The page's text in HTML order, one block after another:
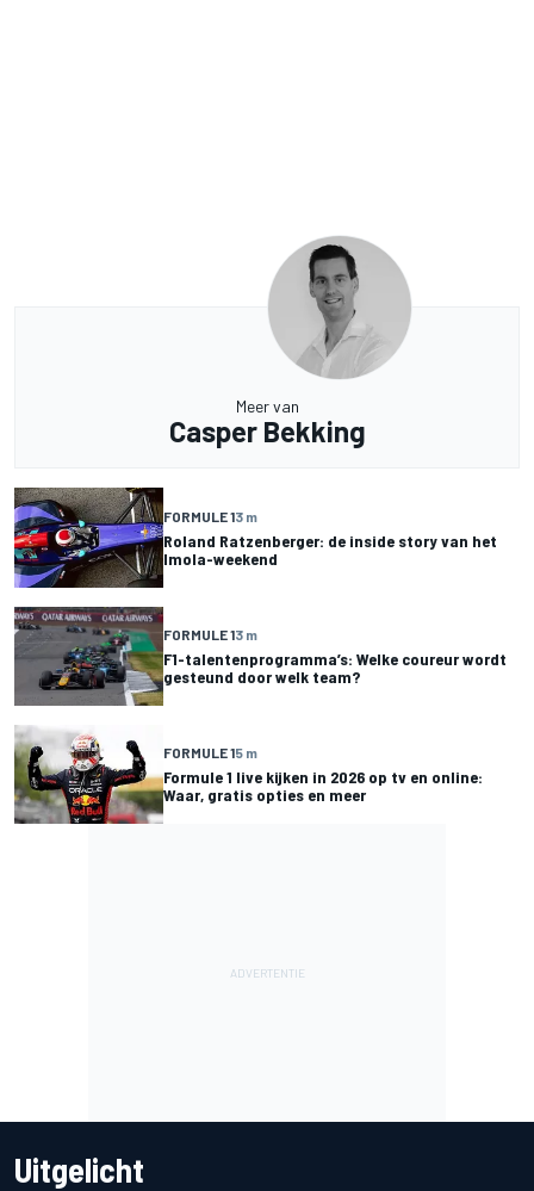
Meer van
Casper Bekking
FORMULE 13 m
Roland Ratzenberger: de inside story van het
Imola-weekend
FORMULE 13 m
F1-talentenprogramma’s: Welke coureur wordt
gesteund door welk team?
FORMULE 15 m
Formule 1 live kijken in 2026 op tv en online:
Waar, gratis opties en meer
Uitgelicht